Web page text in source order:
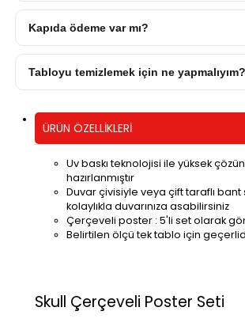
Kapıda ödeme var mı?
Tabloyu temizlemek için ne yapmalıyım?
ÜRÜN ÖZELLIKLERI
Uv baskı teknolojisi ile yüksek
hazırlanmıştır
Duvar çivisiyle veya çift taraflı
kolaylıkla duvarınıza asabilirsiniz
Çerçeveli poster : 5'li set olarak
Belirtilen ölçü tek tablo için
Skull Çerçeveli Poster Seti